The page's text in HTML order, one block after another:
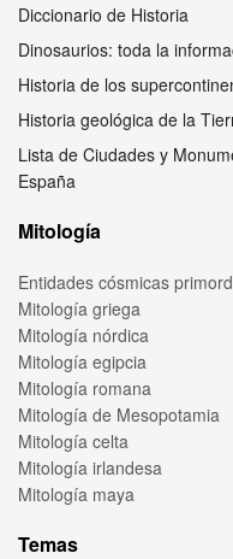
Diccionario de Historia
Dinosaurios: toda la
Historia de los
Historia geológica de la
Lista de Ciudades y
España
Mitología
Entidades cósmicas
Mitología griega
Mitología nórdica
Mitología egipcia
Mitología romana
Mitología de Mesopotamia
Mitología celta
Mitología irlandesa
Mitología maya
Temas